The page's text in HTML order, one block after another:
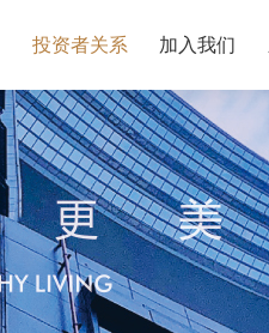
投资者关系 加入我们